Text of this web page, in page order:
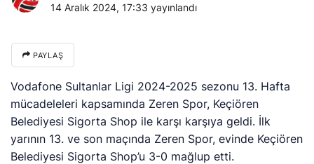
14 Aralık 2024, 17:33 yayınlandı
PAYLAŞ
Vodafone Sultanlar Ligi 2024-2025 sezonu 13. Hafta
mücadeleleri kapsamında Zeren Spor, Keçiören
Belediyesi Sigorta Shop ile karşı karşıya geldi. İlk
yarının 13. ve son maçında Zeren Spor, evinde Keçiören
Belediyesi Sigorta Shop’u 3-0 mağlup etti.